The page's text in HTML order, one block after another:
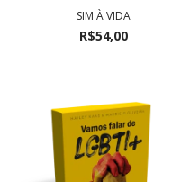
SIM À VIDA
R$54,00